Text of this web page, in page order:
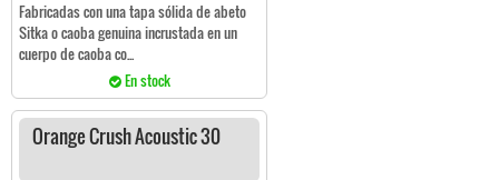
Fabricadas con una tapa sólida de abeto
Sitka o caoba genuina incrustada en un
cuerpo de caoba co...
En stock
Orange Crush Acoustic 30